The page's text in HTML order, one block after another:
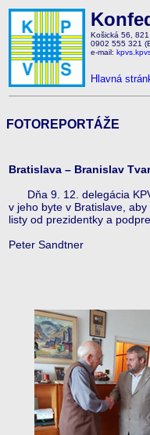
Košická 56,
0902 555 321
e-mail:
Hlavná
FOTOREPORTÁŽE
Bratislava – Branislav
Dňa 9. 12. delegácia
v jeho byte v Bratislave,
listy od prezidentky a
Peter Sandtner